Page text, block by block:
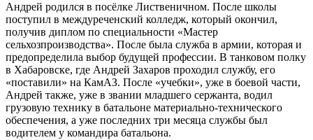
Андрей родился в посёлке Лиственичном. После школы
поступил в междуреченский колледж, который окончил,
получив диплом по специальности «Мастер
сельхозпроизводства». После была служба в армии, которая и
предопределила выбор будущей профессии. В танковом полку
в Хабаровске, где Андрей Захаров проходил службу, его
«поставили» на КамАЗ. После «учебки», уже в боевой части,
Андрей также, уже в звании младшего сержанта, водил
грузовую технику в батальоне материально-технического
обеспечения, а уже последних три месяца службы был
водителем у командира батальона.